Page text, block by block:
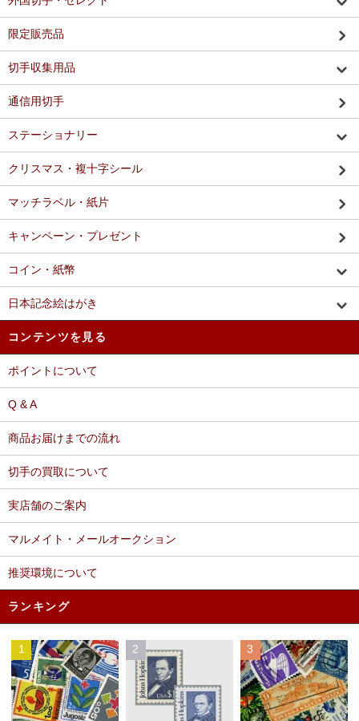
限定販売品
切手収集用品
通信用切手
ステーショナリー
クリスマス・複十字シール
マッチラベル・紙片
キャンペーン・プレゼント
コイン・紙幣
日本記念絵はがき
コンテンツを見る
ポイントについて
Q & A
商品お届けまでの流れ
切手の買取について
実店舗のご案内
マルメイト・メールオークション
推奨環境について
ランキング
1 2 3